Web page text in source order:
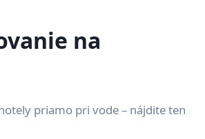
na
priamo pri vode – nájdite ten